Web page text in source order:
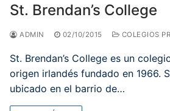
St. Brendan’s College
ADMIN 02/10/2015 COLEGIOS
St. Brendan’s College es un
origen irlandés fundado en 1966.
ubicado en el barrio de…